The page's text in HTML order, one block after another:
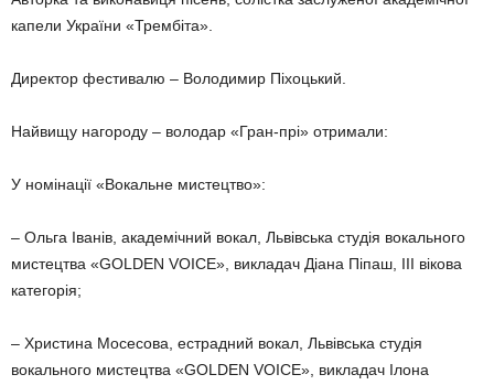
капели України «Трембіта».
Директор фестивалю – Володи­мир Піхоцький.
Найвищу нагороду – володар «Гран-прі» отримали:
У номінації «Вокальне мистец­тво»:
– Ольга Іванів, академічний во­кал, Львівська студія вокального
мистецтва «GOLDEN VOICE», вик­ладач Діана Піпаш, ІІІ вікова
категорія;
– Христина Мосесова, естрадний вокал, Львівська студія
вокального мистецтва «GOLDEN VOICE», викладач Ілона